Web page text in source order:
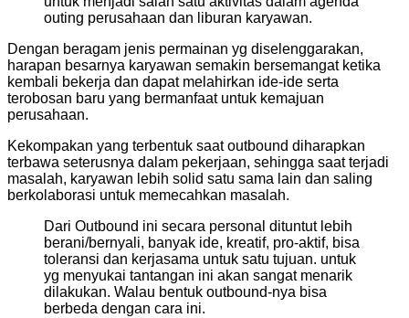
outing perusahaan dan liburan karyawan.
Dengan beragam jenis permainan yg diselenggarakan,
harapan besarnya karyawan semakin bersemangat ketika
kembali bekerja dan dapat melahirkan ide-ide serta
terobosan baru yang bermanfaat untuk kemajuan
perusahaan.
Kekompakan yang terbentuk saat outbound diharapkan
terbawa seterusnya dalam pekerjaan, sehingga saat terjadi
masalah, karyawan lebih solid satu sama lain dan saling
berkolaborasi untuk memecahkan masalah.
Dari Outbound ini secara personal dituntut lebih
berani/bernyali, banyak ide, kreatif, pro-aktif, bisa
toleransi dan kerjasama untuk satu tujuan. untuk
yg menyukai tantangan ini akan sangat menarik
dilakukan. Walau bentuk outbound-nya bisa
berbeda dengan cara ini.